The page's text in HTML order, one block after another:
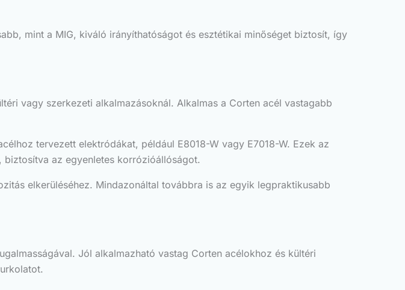
mint a MIG, kiváló irányíthatóságot és esztétikai minőséget biztosít, így
vagy szerkezeti alkalmazásoknál. Alkalmas a Corten acél vastagabb
tervezett elektródákat, például E8018-W vagy E7018-W. Ezek az
az egyenletes korrózióállóságot.
elkerüléséhez. Mindazonáltal továbbra is az egyik legpraktikusabb
Jól alkalmazható vastag Corten acélokhoz és kültéri